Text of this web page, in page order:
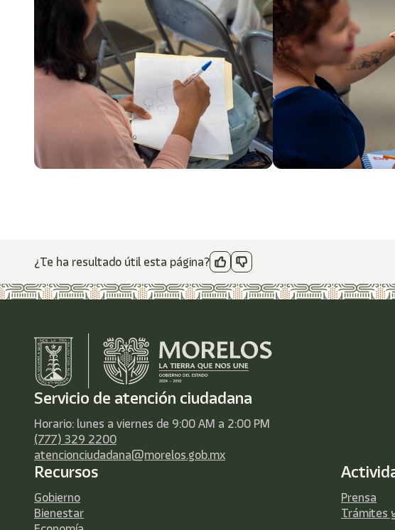
¿Te ha resultado útil esta página?
Servicio de atención ciudadana
Horario: lunes a viernes de 9:00 AM a 2:00 PM
(777) 329 2200
atencionciudadana@morelos.gob.mx
Recursos
Gobierno
Bienestar
Prensa
Trámites